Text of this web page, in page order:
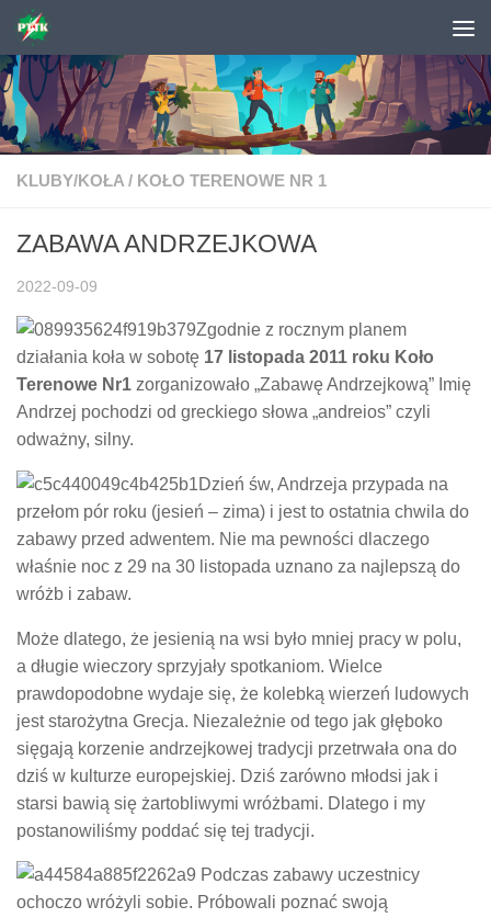
Skip to content
KLUBY/KOŁA / KOŁO TERENOWE NR 1
ZABAWA ANDRZEJKOWA
2022-09-09
Zgodnie z rocznym planem
działania koła w sobotę 17 listopada 2011 roku Koło
Terenowe Nr1 zorganizowało „Zabawę Andrzejkową” Imię
Andrzej pochodzi od greckiego słowa „andreios” czyli
odważny, silny.
Dzień św, Andrzeja przypada na
przełom pór roku (jesień – zima) i jest to ostatnia chwila do
zabawy przed adwentem. Nie ma pewności dlaczego
właśnie noc z 29 na 30 listopada uznano za najlepszą do
wróżb i zabaw.
Może dlatego, że jesienią na wsi było mniej pracy w polu,
a długie wieczory sprzyjały spotkaniom. Wielce
prawdopodobne wydaje się, że kolebką wierzeń ludowych
jest starożytna Grecja. Niezależnie od tego jak głęboko
sięgają korzenie andrzejkowej tradycji przetrwała ona do
dziś w kulturze europejskiej. Dziś zarówno młodsi jak i
starsi bawią się żartobliwymi wróżbami. Dlatego i my
postanowiliśmy poddać się tej tradycji.
Podczas zabawy uczestnicy
ochoczo wróżyli sobie. Próbowali poznać swoją